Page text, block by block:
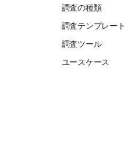
調査の種類
調査テンプレー
調査ツール
ユースケース